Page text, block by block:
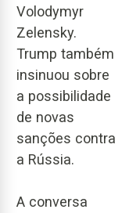
Volodymyr
Zelensky.
Trump também
insinuou sobre
a possibilidade
de novas
sanções contra
a Rússia.
A conversa